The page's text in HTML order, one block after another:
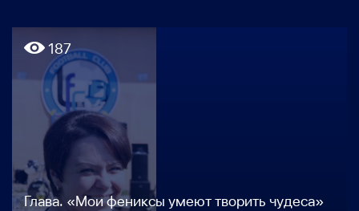
187
Глава. «Мои фениксы умеют творить чудеса»